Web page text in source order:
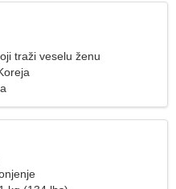
traži veselu ženu